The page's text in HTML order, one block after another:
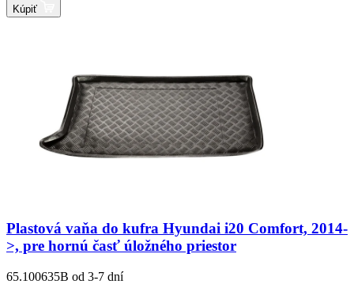
Kúpiť
Plastová vaňa do kufra Hyundai i20 Comfort, 2014-
>, pre hornú časť úložného priestor
65.100635B od 3-7 dní